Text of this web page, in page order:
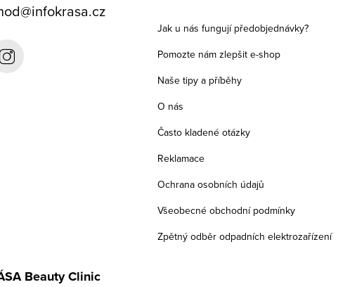
@infokrasa.cz
Jak u nás fungují předobjednávky?
Pomozte nám zlepšit e-shop
Naše tipy a příběhy
O nás
Často kladené otázky
Reklamace
Ochrana osobních údajů
Všeobecné obchodní podmínky
Zpětný odběr odpadních elektrozařízení
Beauty Clinic